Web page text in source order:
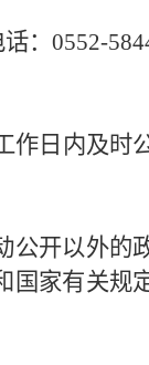
： 0552-
作日内及时
公开以外的
国家有关规